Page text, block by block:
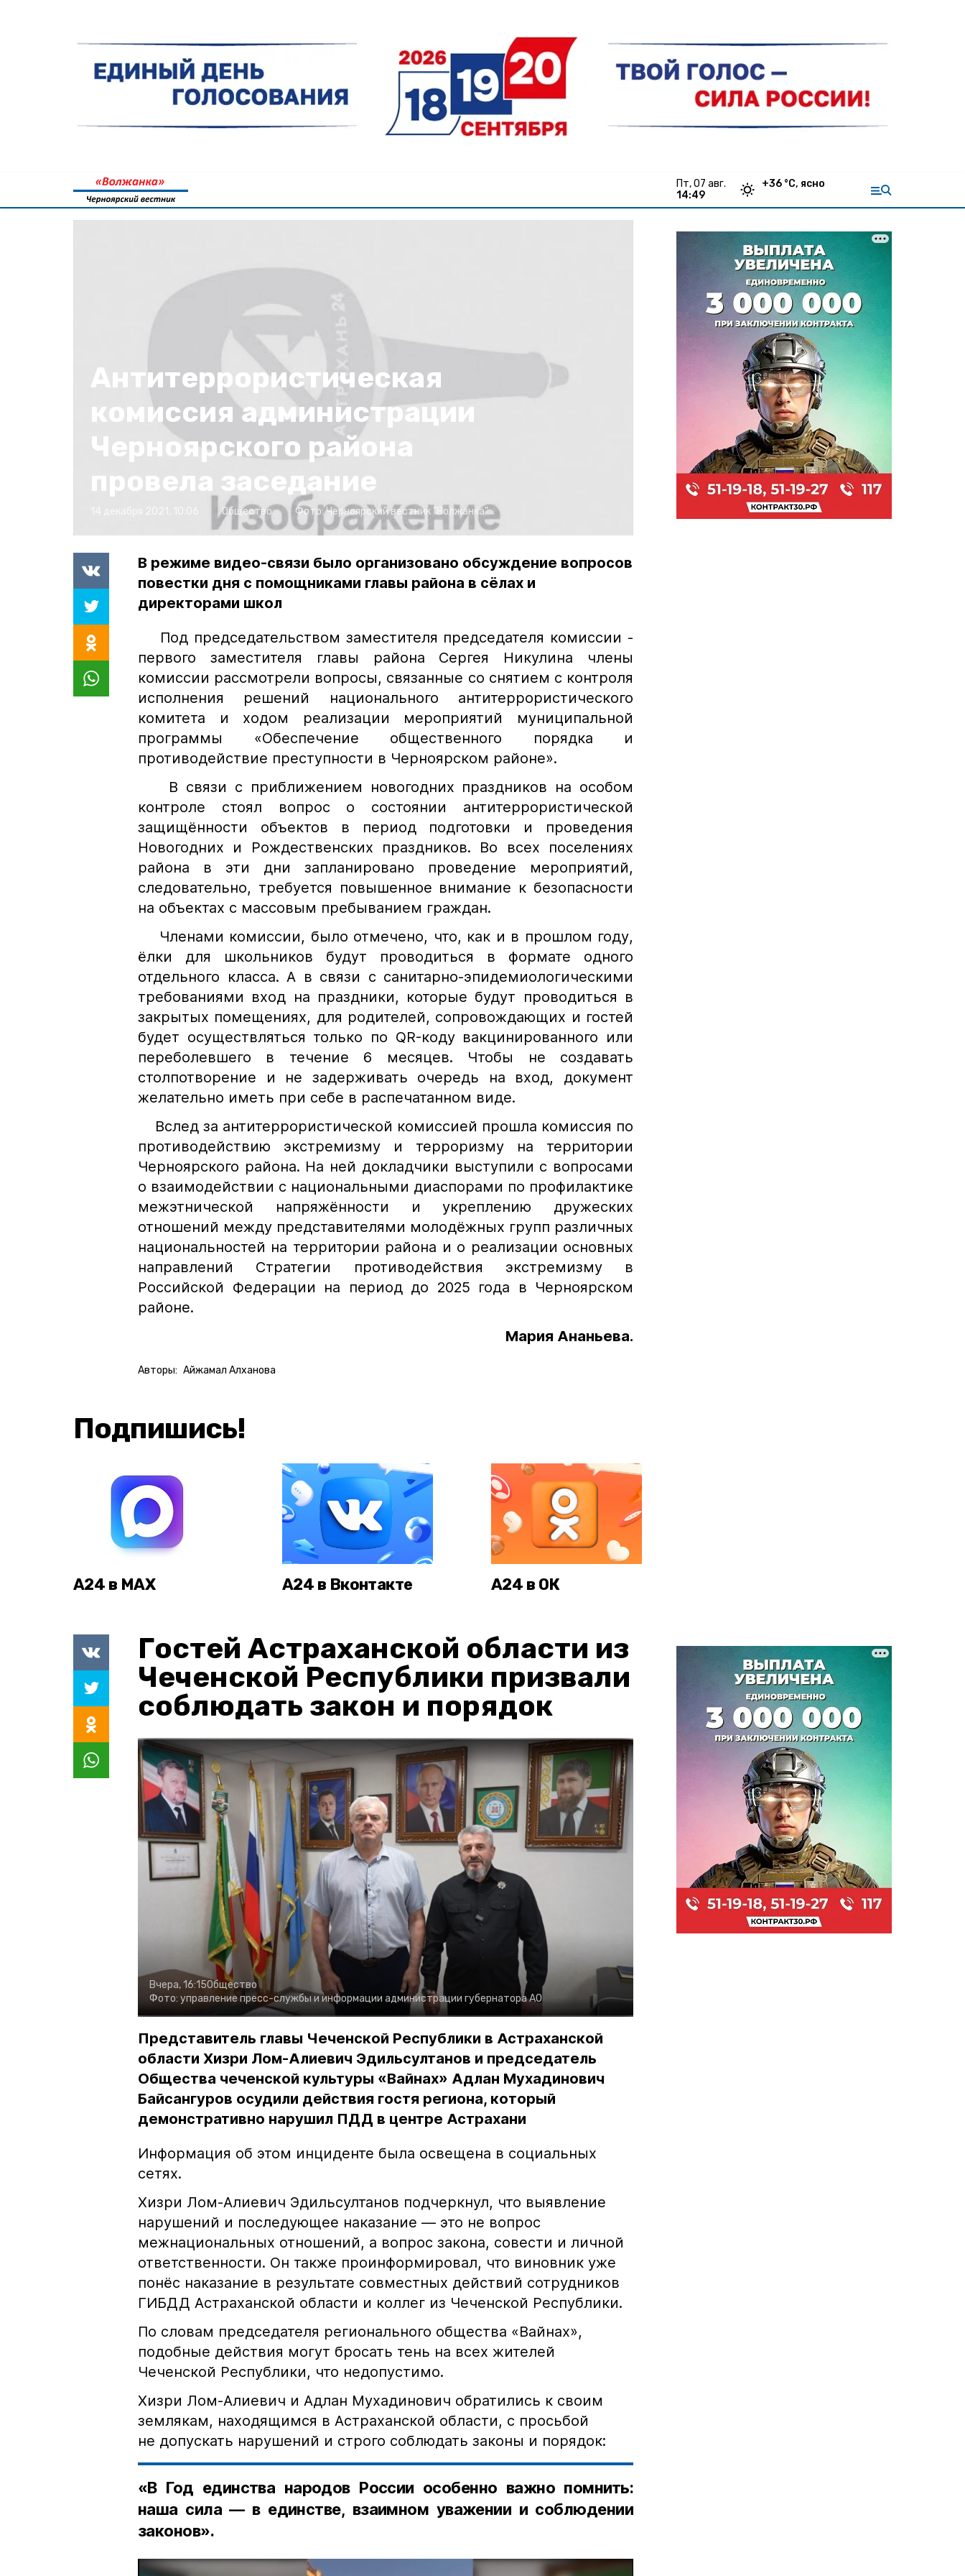
пт, 07 авг.
14:49
+36 °С, ясно
Антитеррористическая
комиссия администрации
Черноярского района
провела заседание
Общество Фото:Черноярский вестник "Волжанка"
В режиме видео-связи было организовано обсуждение вопросов
повестки дня с помощниками главы района в сёлах и
директорами школ
Под председательством заместителя председателя комиссии -
первого заместителя главы района Сергея Никулина члены
комиссии рассмотрели вопросы, связанные со снятием с контроля
исполнения решений национального антитеррористического
комитета и ходом реализации мероприятий муниципальной
программы «Обеспечение общественного порядка и
противодействие преступности в Черноярском районе».
В связи с приближением новогодних праздников на особом
контроле стоял вопрос о состоянии антитеррористической
защищённости объектов в период подготовки и проведения
Новогодних и Рождественских праздников. Во всех поселениях
района в эти дни запланировано проведение мероприятий,
следовательно, требуется повышенное внимание к безопасности
на объектах с массовым пребыванием граждан.
Членами комиссии, было отмечено, что, как и в прошлом году,
ёлки для школьников будут проводиться в формате одного
отдельного класса. А в связи с санитарно-эпидемиологическими
требованиями вход на праздники, которые будут проводиться в
закрытых помещениях, для родителей, сопровождающих и гостей
будет осуществляться только по QR-коду вакцинированного или
переболевшего в течение 6 месяцев. Чтобы не создавать
столпотворение и не задерживать очередь на вход, документ
желательно иметь при себе в распечатанном виде.
Вслед за антитеррористической комиссией прошла комиссия по
противодействию экстремизму и терроризму на территории
Черноярского района. На ней докладчики выступили с вопросами
о взаимодействии с национальными диаспорами по профилактике
межэтнической напряжённости и укреплению дружеских
отношений между представителями молодёжных групп различных
национальностей на территории района и о реализации основных
направлений Стратегии противодействия экстремизму в
Российской Федерации на период до 2025 года в Черноярском
районе.
Мария Ананьева.
Авторы: Айжамал Алханова
Подпишись!
А24 в MAX А24 в Вконтакте А24 в ОК
Гостей Астраханской области из
Чеченской Республики призвали
соблюдать закон и порядок
Вчера, 16:15Общество
Фото: управление пресс-службы и информации администрации губернатора АО
Представитель главы Чеченской Республики в Астраханской
области Хизри Лом-Алиевич Эдильсултанов и председатель
Общества чеченской культуры «Вайнах» Адлан Мухадинович
Байсангуров осудили действия гостя региона, который
демонстративно нарушил ПДД в центре Астрахани
Информация об этом инциденте была освещена в социальных
сетях.
Хизри Лом-Алиевич Эдильсултанов подчеркнул, что выявление
нарушений и последующее наказание — это не вопрос
межнациональных отношений, а вопрос закона, совести и личной
ответственности. Он также проинформировал, что виновник уже
понёс наказание в результате совместных действий сотрудников
ГИБДД Астраханской области и коллег из Чеченской Республики.
По словам председателя регионального общества «Вайнах»,
подобные действия могут бросать тень на всех жителей
Чеченской Республики, что недопустимо.
Хизри Лом-Алиевич и Адлан Мухадинович обратились к своим
землякам, находящимся в Астраханской области, с просьбой
не допускать нарушений и строго соблюдать законы и порядок:
«В Год единства народов России особенно важно помнить:
наша сила — в единстве, взаимном уважении и соблюдении
законов».